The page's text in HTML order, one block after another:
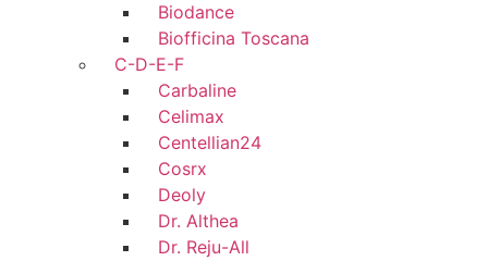
Biodance
Biofficina Toscana
C-D-E-F
Carbaline
Celimax
Centellian24
Cosrx
Deoly
Dr. Althea
Dr. Reju-All